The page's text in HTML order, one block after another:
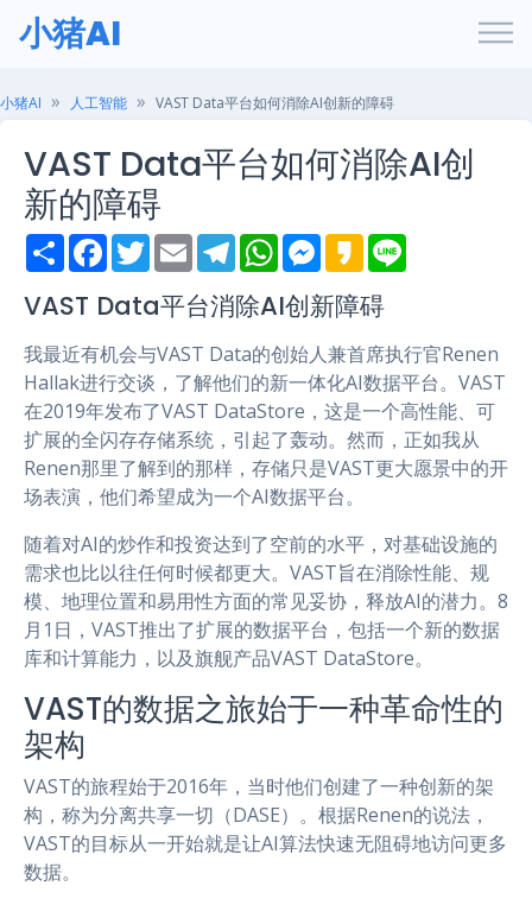
小猪AI
小猪AI 人工智能 VAST Data平台如何消除AI创新的障碍
VAST Data平台如何消除AI创
新的障碍
S
h
r
e
F
a
e
b
o
k
T
w
t
t
r
E
m
i
l
T
e
e
g
a
m
W
h
t
s
p
p
M
e
s
e
g
e
r
K
a
a
o
VAST Data平台消除AI创新障碍
我最近有机会与VAST Data的创始人兼首席执行官Renen
Hallak进行交谈，了解他们的新一体化AI数据平台。VAST
在2019年发布了VAST DataStore，这是一个高性能、可
扩展的全闪存存储系统，引起了轰动。然而，正如我从
Renen那里了解到的那样，存储只是VAST更大愿景中的开
场表演，他们希望成为一个AI数据平台。
随着对AI的炒作和投资达到了空前的水平，对基础设施的
需求也比以往任何时候都更大。VAST旨在消除性能、规
模、地理位置和易用性方面的常见妥协，释放AI的潜力。8
月1日，VAST推出了扩展的数据平台，包括一个新的数据
库和计算能力，以及旗舰产品VAST DataStore。
VAST的数据之旅始于一种革命性的
架构
VAST的旅程始于2016年，当时他们创建了一种创新的架
构，称为分离共享一切（DASE）。根据Renen的说法，
VAST的目标从一开始就是让AI算法快速无阻碍地访问更多
数据。